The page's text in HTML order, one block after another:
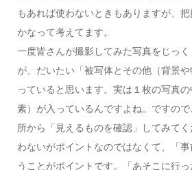
もあれば使わないときもありますが、
かなって考えてます。
一度皆さんが撮影してみた写真をじっ
が、だいたい「被写体とその他（背景
っていると思います。実は１枚の写真
素）が入っているんですよね。ですの
所から「見えるものを確認」してみて
わないがポイントなのではなくて、「
うことがポイントです。「あそこに行